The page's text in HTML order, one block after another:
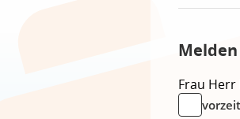
Frau Herr